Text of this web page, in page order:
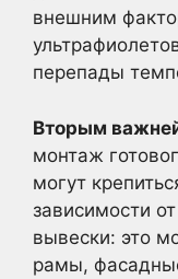
внешним
перепады
Вторым
монтаж
могут
зависимости
вывески: это
рамы,